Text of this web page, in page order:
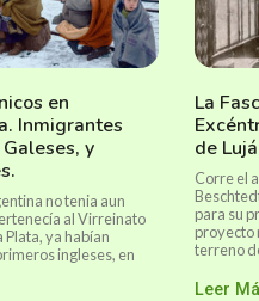
en
Inmigrantes
y
no tenia aun
al Virreinato
Plata, ya habían
ingleses, en
La
de
Corre el
para su
proyecto
terreno
Leer